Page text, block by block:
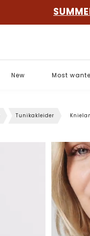
New Most
Tunikakleider